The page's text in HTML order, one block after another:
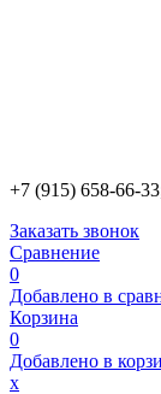
+7 (915) 658-66-
Заказать звонок
Сравнение
0
Добавлено в
Корзина
0
Добавлено в
х